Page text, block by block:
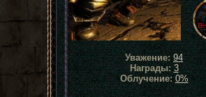
Уважение: 94
Награды: 3
Облучение:0%